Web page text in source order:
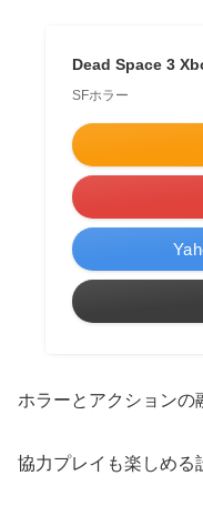
Dead Space 3
SFホラー
ホラーとアクションの
協力プレイも楽しめる